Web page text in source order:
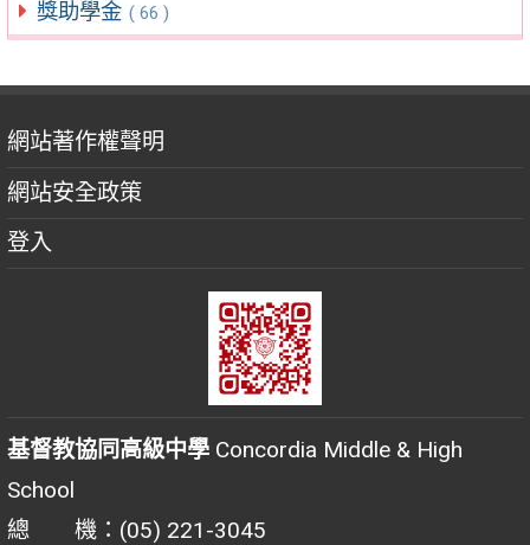
獎助學金 ( 66 )
網站著作權聲明
網站安全政策
登入
基督教協同高級中學 Concordia Middle & High
School
總 機：(05) 221-3045